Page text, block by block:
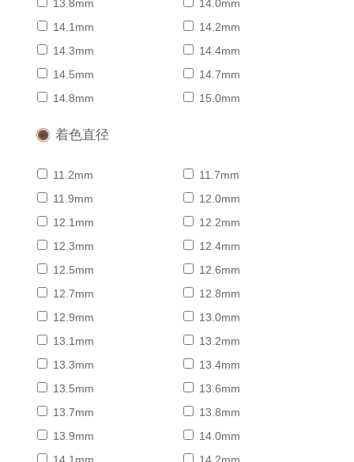
13.8mm
14.0mm
14.1mm
14.2mm
14.3mm
14.4mm
14.5mm
14.7mm
14.8mm
15.0mm
着色直径
11.2mm
11.7mm
11.9mm
12.0mm
12.1mm
12.2mm
12.3mm
12.4mm
12.5mm
12.6mm
12.7mm
12.8mm
12.9mm
13.0mm
13.1mm
13.2mm
13.3mm
13.4mm
13.5mm
13.6mm
13.7mm
13.8mm
13.9mm
14.0mm